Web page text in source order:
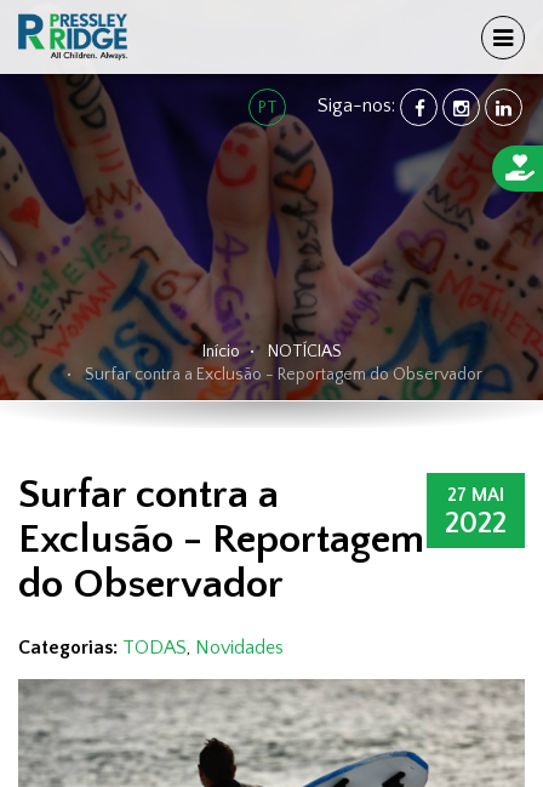
PT Siga-nos: FACEBOOK
Início
NOTÍCIAS
Surfar contra a Exclusão - Reportagem do Observador
Surfar contra a
Exclusão - Reportagem
do Observador
Categorias: TODAS, Novidades
27 MAI
2022